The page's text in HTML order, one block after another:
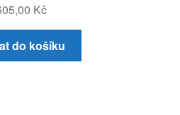
Kč
do košíku